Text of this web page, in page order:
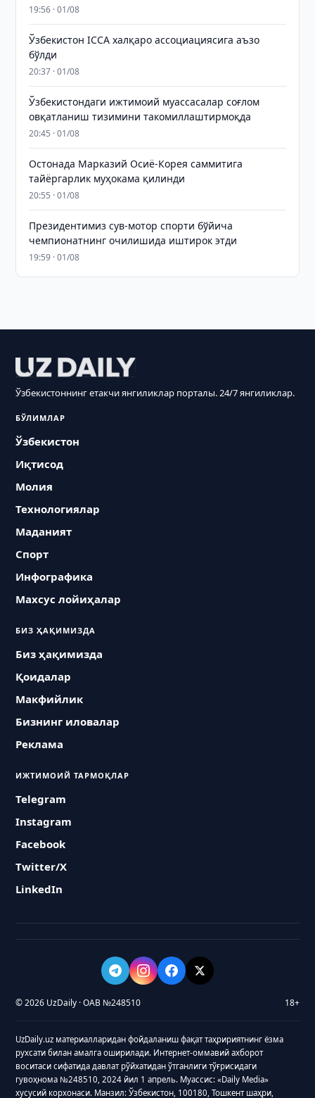
19:56 · 01/08
Ўзбекистон ICCA халқаро ассоциациясига аъзо
бўлди
20:37 · 01/08
Ўзбекистондаги ижтимоий муассасалар соғлом
овқатланиш тизимини такомиллаштирмоқда
20:45 · 01/08
Остонада Марказий Осиё-Корея саммитига
тайёргарлик муҳокама қилинди
20:55 · 01/08
Президентимиз сув-мотор спорти бўйича
чемпионатнинг очилишида иштирок этди
19:59 · 01/08
Ўзбекистоннинг етакчи янгиликлар порталы. 24/7 янгиликлар.
БЎЛИМЛАР
Ўзбекистон
Иқтисод
Молия
Технологиялар
Маданият
Спорт
Инфографика
Махсус лойиҳалар
БИЗ ҲАҚИМИЗДА
Биз ҳақимизда
Қоидалар
Макфийлик
Бизнинг иловалар
Реклама
ИЖТИМОИЙ ТАРМОҚЛАР
Telegram
Instagram
Facebook
Twitter/X
LinkedIn
© 2026 UzDaily · ОАВ №248510 18+
UzDaily.uz материалларидан фойдаланиш фақат таҳририятнинг ёзма
рухсати билан амалга оширилади. Интернет-оммавий ахборот
воситаси сифатида давлат рўйхатидан ўтганлиги тўғрисидаги
гувоҳнома №248510, 2024 йил 1 апрель. Муассис: «Daily Media»
хусусий корхонаси. Манзил: Ўзбекистон, 100180, Тошкент шаҳри,